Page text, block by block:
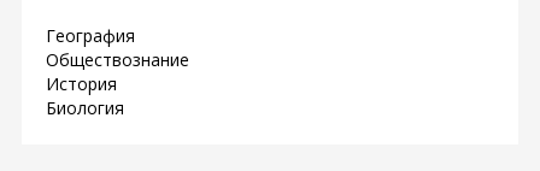
География
Обществознание
История
Биология